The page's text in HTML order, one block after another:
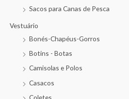
Sacos para Canas de Pesca
Vestuário
Bonés-Chapéus-Gorros
Botins - Botas
Camisolas e Polos
Casacos